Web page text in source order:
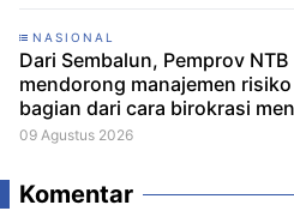
NASIONAL
Dari Sembalun, Pemprov NTB
mendorong manajemen
bagian dari cara birokrasi
keputusan.
09 Agustus 2026
Komentar